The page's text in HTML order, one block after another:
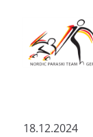
18.12.2024